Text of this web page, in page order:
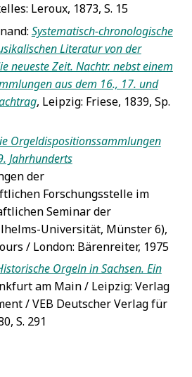
Leroux, 1873, S. 15
Systematisch-chronologische
Literatur von der
neueste Zeit. Nachtr. nebst einem
aus dem 16., 17. und
, Leipzig: Friese, 1839, Sp.
Orgeldispositionssammlungen
Jahrhunderts
der
Forschungsstelle im
Seminar der
Universität, Münster 6),
/ London: Bärenreiter, 1975
Orgeln in Sachsen. Ein
am Main / Leipzig: Verlag
/ VEB Deutscher Verlag für
S. 291